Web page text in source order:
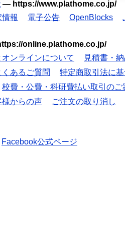
— https://www.plathome.co.jp/
報 電子公告 OpenBlocks
online.plathome.co.jp/
ンラインについて
見積書・
くあるご質問
特定商取引法に
校費・公費・科研費払い取引のご
様からの声 ご注文の取り消し
Facebook公式ページ